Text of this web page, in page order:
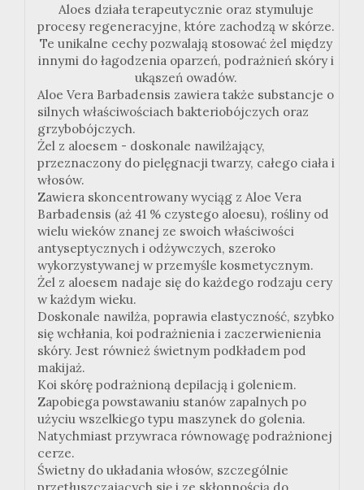
Aloes działa terapeutycznie oraz stymuluje
procesy regeneracyjne, które zachodzą w skórze.
Te unikalne cechy pozwalają stosować żel między
innymi do łagodzenia oparzeń, podrażnień skóry i
ukąszeń owadów.
Aloe Vera Barbadensis zawiera także substancje o
silnych właściwościach bakteriobójczych oraz
grzybobójczych.
Żel z aloesem - doskonale nawilżający,
przeznaczony do pielęgnacji twarzy, całego ciała i
włosów.
Zawiera skoncentrowany wyciąg z Aloe Vera
Barbadensis (aż 41 % czystego aloesu), rośliny od
wielu wieków znanej ze swoich właściwości
antyseptycznych i odżywczych, szeroko
wykorzystywanej w przemyśle kosmetycznym.
Żel z aloesem nadaje się do każdego rodzaju cery
w każdym wieku.
Doskonale nawilża, poprawia elastyczność, szybko
się wchłania, koi podrażnienia i zaczerwienienia
skóry. Jest również świetnym podkładem pod
makijaż.
Koi skórę podrażnioną depilacją i goleniem.
Zapobiega powstawaniu stanów zapalnych po
użyciu wszelkiego typu maszynek do golenia.
Natychmiast przywraca równowagę podrażnionej
cerze.
Świetny do układania włosów, szczególnie